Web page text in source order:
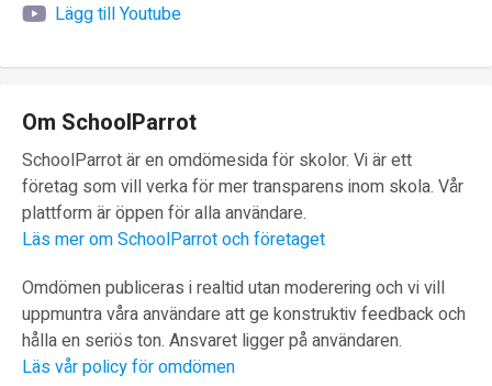
Lägg till Youtube
Om SchoolParrot
SchoolParrot är en omdömesida för skolor. Vi är ett
företag som vill verka för mer transparens inom skola. Vår
plattform är öppen för alla användare.
Läs mer om SchoolParrot och företaget
Omdömen publiceras i realtid utan moderering och vi vill
uppmuntra våra användare att ge konstruktiv feedback och
hålla en seriös ton. Ansvaret ligger på användaren.
Läs vår policy för omdömen